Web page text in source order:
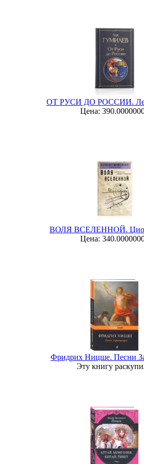
ОТ РУСИ ДО РОССИИ.
Цена:
ВОЛЯ ВСЕЛЕННОЙ.
Цена:
Фридрих Ницше. Песни
Эту книгу